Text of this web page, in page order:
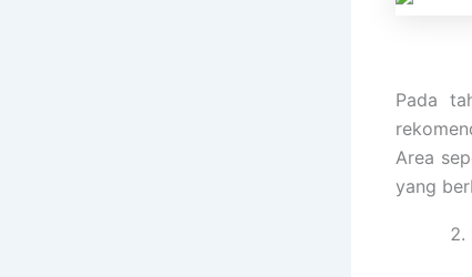
Pada
Area
yang